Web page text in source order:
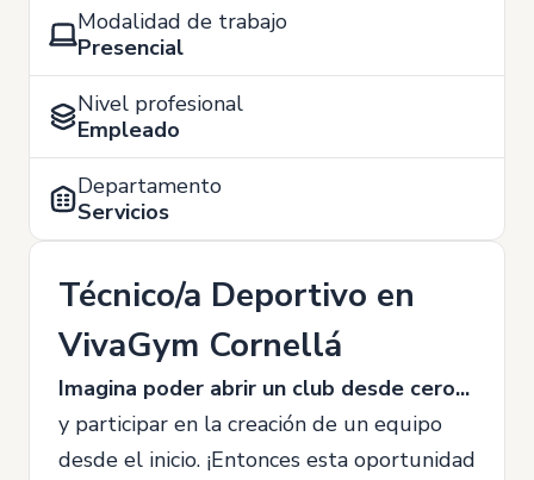
Modalidad de trabajo
Presencial
Nivel profesional
Empleado
Departamento
Servicios
Técnico/a Deportivo en
VivaGym Cornellá
Imagina poder abrir un club desde cero...
y participar en la creación de un equipo
desde el inicio. ¡Entonces esta oportunidad